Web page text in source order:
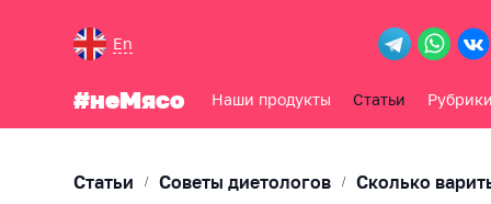
En
#неМясо Наши продукты Статьи
Статьи / Советы диетологов / Сколько